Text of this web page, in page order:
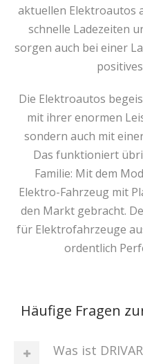
aktuellen Elektroautos
schnelle Ladezeiten
sorgen auch bei einer
Die Elektroautos
mit ihrer enormen
sondern auch mit
Das funktioniert
Familie: Mit dem
Elektro-Fahrzeug mit
den Markt gebracht.
für Elektrofahrzeuge
ordentlich
Häufige Fragen
Was ist